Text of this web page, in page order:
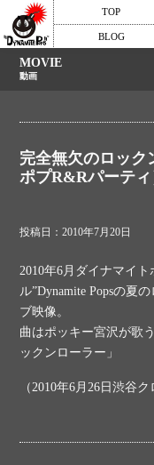
TOP
BLOG
MOVIE
動画
完全無欠のロック
ポプR&Rパーティ
投稿日：2010年7月20日
2010年6月ダイナマイ
ル”Dynamite Popsの夏
ブ映像。
曲はポッキー宮沢が歌
ックンローラー」
（2010年6月26日渋谷